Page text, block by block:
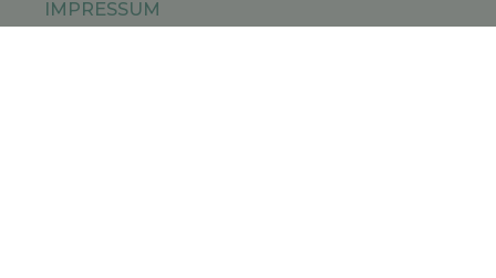
IMPRESSUM